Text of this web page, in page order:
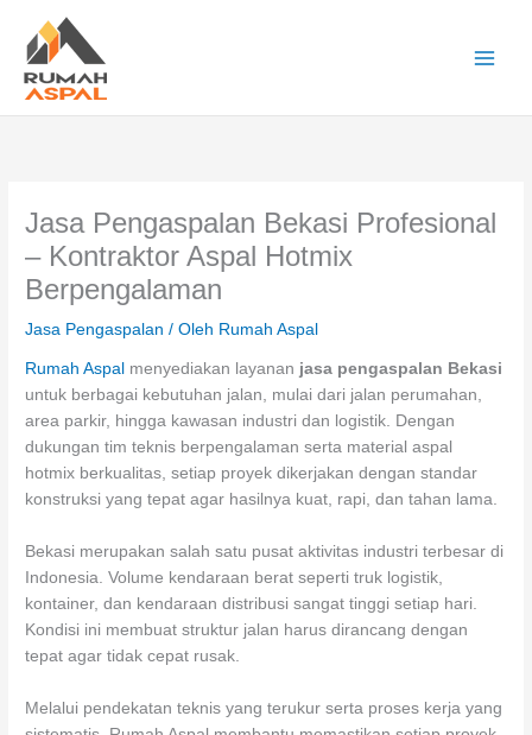
konten
Jasa Pengaspalan Bekasi Profesional
– Kontraktor Aspal Hotmix
Berpengalaman
Jasa Pengaspalan / Oleh Rumah Aspal
Rumah Aspal menyediakan layanan jasa pengaspalan Bekasi
untuk berbagai kebutuhan jalan, mulai dari jalan perumahan,
area parkir, hingga kawasan industri dan logistik. Dengan
dukungan tim teknis berpengalaman serta material aspal
hotmix berkualitas, setiap proyek dikerjakan dengan standar
konstruksi yang tepat agar hasilnya kuat, rapi, dan tahan lama.
Bekasi merupakan salah satu pusat aktivitas industri terbesar di
Indonesia. Volume kendaraan berat seperti truk logistik,
kontainer, dan kendaraan distribusi sangat tinggi setiap hari.
Kondisi ini membuat struktur jalan harus dirancang dengan
tepat agar tidak cepat rusak.
Melalui pendekatan teknis yang terukur serta proses kerja yang